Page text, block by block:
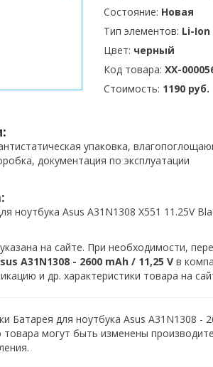
Состояние: Новая
Тип элементов: Li-Ion
Цвет: черный
Код товара: XX-
Стоимость: 1190 руб.
упаковка,
документация по эксплуатации
ноутбука Asus A31N1308 X551 11.25V
на сайте. При необходимости,
A31N1308 - 2600 mAh / 11,25 V в
и др. характеристики товара на
Батарея для ноутбука Asus A31N1308 -
товара могут быть изменены